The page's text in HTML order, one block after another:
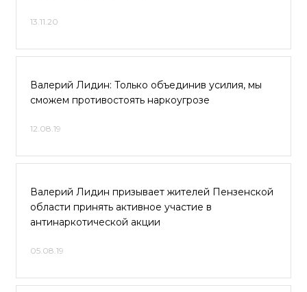
13.11.20
Валерий Лидин: Только объединив усилия, мы
сможем противостоять наркоугрозе
12.08.19
Валерий Лидин призывает жителей Пензенской
области принять активное участие в
антинаркотической акции
05.08.19